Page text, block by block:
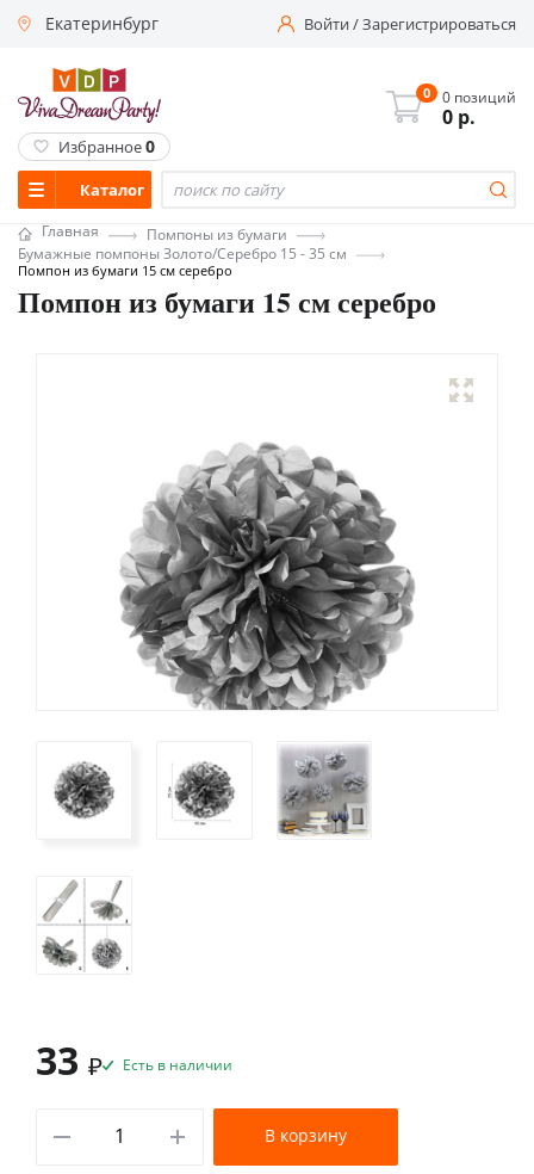
Екатеринбург Войти/Зарегистрироваться
Каталог
0 0 позиций
0 р.
Избранное0
Главная
Помпоны из бумаги
Бумажные помпоны Золото/Серебро 15 - 35 см
Помпон из бумаги 15 см серебро
Помпон из бумаги 15 см серебро
33 ₽ Есть в наличии
В корзину